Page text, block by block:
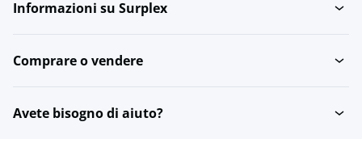
Informazioni su Surplex
Comprare o vendere
Avete bisogno di aiuto?